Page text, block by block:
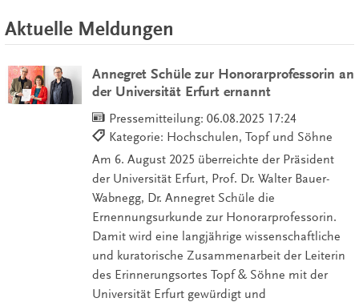
Aktuelle Meldungen
Annegret Schüle zur Honorarprofessorin an
der Universität Erfurt ernannt
Pressemitteilung: 06.08.2025 17:24
Kategorie: Hochschulen, Topf und Söhne
Am 6. August 2025 überreichte der Präsident
der Universität Erfurt, Prof. Dr. Walter Bauer-
Wabnegg, Dr. Annegret Schüle die
Ernennungsurkunde zur Honorarprofessorin.
Damit wird eine langjährige wissenschaftliche
und kuratorische Zusammenarbeit der Leiterin
des Erinnerungsortes Topf & Söhne mit der
Universität Erfurt gewürdigt und